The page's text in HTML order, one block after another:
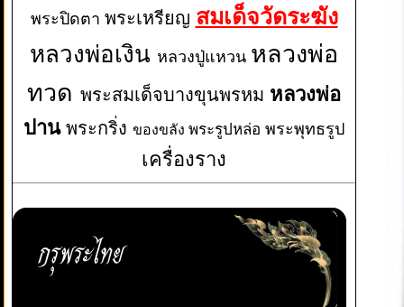
พระปิดตา พระเหรียญ สมเด็จวัดระฆัง
หลวงพ่อเงิน หลวงปู่แหวน หลวงพ่อ
ทวด พระสมเด็จบางขุนพรหม หลวงพ่อ
ปาน พระกริ่ง ของขลัง พระรูปหล่อ พระพุทธรูป
เครื่องราง